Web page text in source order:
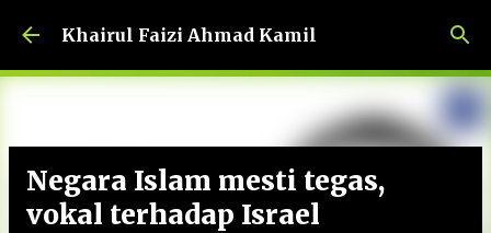
Langkau ke kandungan utama
Khairul Faizi Ahmad Kamil
Negara Islam mesti tegas,
vokal terhadap Israel